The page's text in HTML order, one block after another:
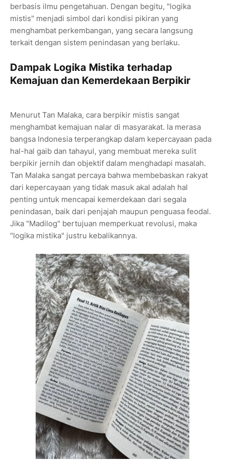
berbasis ilmu pengetahuan. Dengan begitu, "logika
mistis" menjadi simbol dari kondisi pikiran yang
menghambat perkembangan, yang secara langsung
terkait dengan sistem penindasan yang berlaku.
Dampak Logika Mistika terhadap
Kemajuan dan Kemerdekaan Berpikir
Menurut Tan Malaka, cara berpikir mistis sangat
menghambat kemajuan nalar di masyarakat. Ia merasa
bangsa Indonesia terperangkap dalam kepercayaan pada
hal-hal gaib dan tahayul, yang membuat mereka sulit
berpikir jernih dan objektif dalam menghadapi masalah.
Tan Malaka sangat percaya bahwa membebaskan rakyat
dari kepercayaan yang tidak masuk akal adalah hal
penting untuk mencapai kemerdekaan dari segala
penindasan, baik dari penjajah maupun penguasa feodal.
Jika "Madilog" bertujuan memperkuat revolusi, maka
"logika mistika" justru kebalikannya.